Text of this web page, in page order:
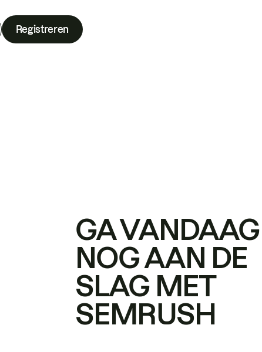
Registreren
GA VANDAAG
NOG AAN DE
SLAG MET
SEMRUSH